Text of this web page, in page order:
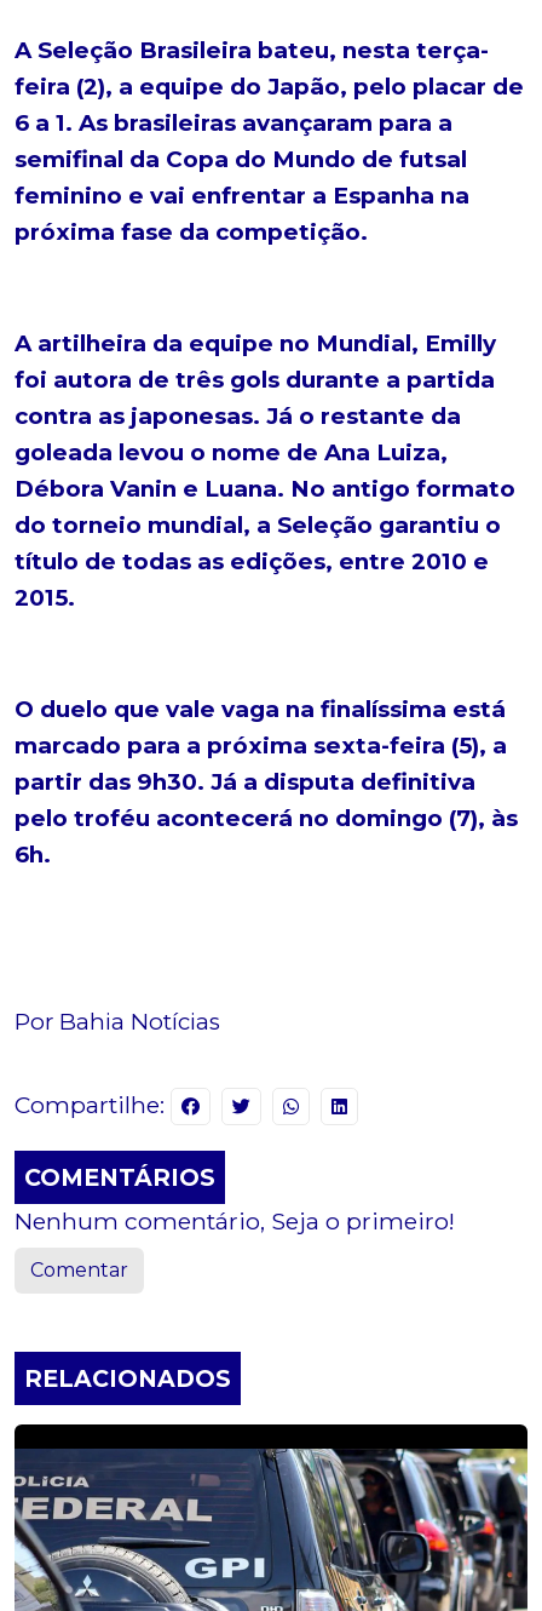
A Seleção Brasileira bateu, nesta terça-
feira (2), a equipe do Japão, pelo placar de
6 a 1. As brasileiras avançaram para a
semifinal da Copa do Mundo de futsal
feminino e vai enfrentar a Espanha na
próxima fase da competição.
A artilheira da equipe no Mundial, Emilly
foi autora de três gols durante a partida
contra as japonesas. Já o restante da
goleada levou o nome de Ana Luiza,
Débora Vanin e Luana. No antigo formato
do torneio mundial, a Seleção garantiu o
título de todas as edições, entre 2010 e
2015.
O duelo que vale vaga na finalíssima está
marcado para a próxima sexta-feira (5), a
partir das 9h30. Já a disputa definitiva
pelo troféu acontecerá no domingo (7), às
6h.
Por Bahia Notícias
Compartilhe:
COMENTÁRIOS
Nenhum comentário, Seja o primeiro!
Comentar
RELACIONADOS